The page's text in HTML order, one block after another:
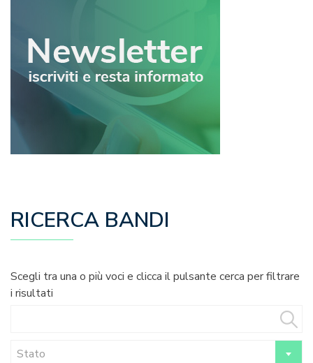
RICERCA BANDI
Scegli tra una o più voci e clicca il pulsante cerca per filtrare
i risultati
Stato